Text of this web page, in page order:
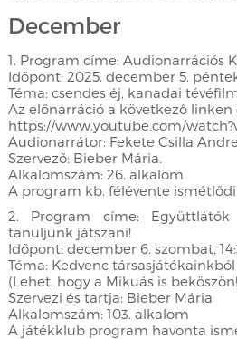
December
1. Program címe: Audionarrációs
Időpont: 2025. december 5.
Téma: csendes éj, kanadai
Az előnarráció a következő linken
https://www.youtube.com/
Audionarrátor: Fekete Csilla
Szervező: Bieber Mária.
Alkalomszám: 26. alkalom
A program kb. félévente
2. Program címe:
tanuljunk játszani!
Időpont: december 6. szombat,
Téma: Kedvenc
(Lehet, hogy a Mikuás is
Szervezi és tartja: Bieber Mária
Alkalomszám: 103. alkalom
A játékklub program havonta